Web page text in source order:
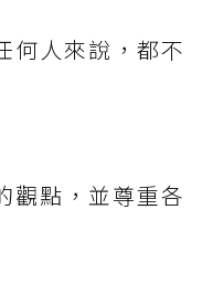
何人來說，都不
觀點，並尊重各